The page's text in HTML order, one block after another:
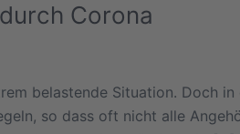
Corona
belastende Situation. Doch
so dass oft nicht alle